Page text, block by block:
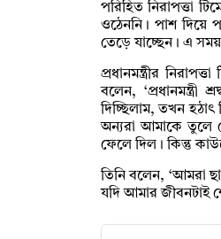
পরিহিত নিরাপত্তা
ওঠেননি। পাশ দিয়ে
তেড়ে যাচ্ছেন। এ সময়
প্রধানমন্ত্রীর
বলেন,
দিচ্ছিলাম, তখন
অন্যরা আমাকে তুলে
ফেলে দিল। কিন্তু
তিনি বলেন, ‘আমরা
যদি আমার জীবনটাই